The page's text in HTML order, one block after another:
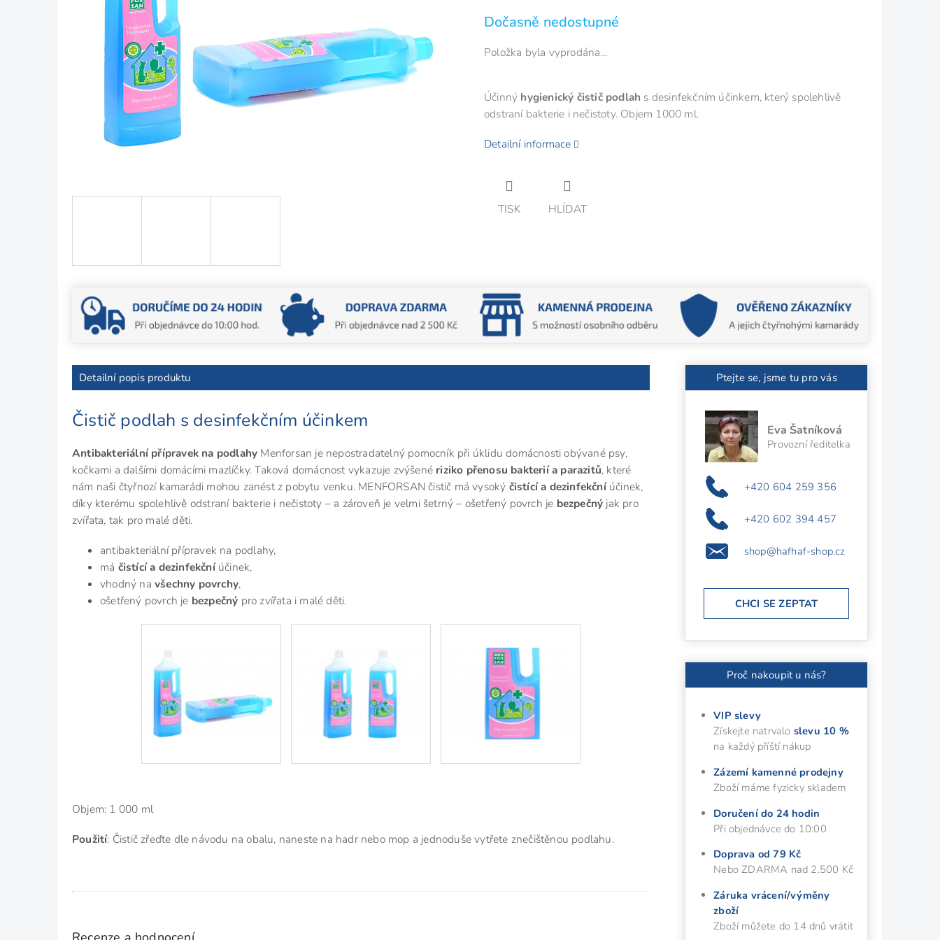
z
5
hvězdiček.
Dočasně nedostupné
Položka byla vyprodána…
Účinný hygienický čistič podlah s desinfekčním účinkem, který spolehlivě
odstraní bakterie i nečistoty. Objem 1000 ml.
Detailní informace
TISK HLÍDAT
Detailní popis produktu
Čistič podlah s desinfekčním účinkem
Antibakteriální přípravek na podlahy Menforsan je nepostradatelný pomocník při úklidu domácnosti obývané psy,
kočkami a dalšími domácími mazlíčky. Taková domácnost vykazuje zvýšené riziko přenosu bakterií a parazitů, které
nám naši čtyřnozí kamarádi mohou zanést z pobytu venku. MENFORSAN čistič má vysoký čistící a dezinfekčníúčinek,
díky kterému spolehlivě odstraní bakterie i nečistoty – a zároveň je velmi šetrný – ošetřený povrch je bezpečný jak pro
zvířata, tak pro malé děti.
antibakteriální přípravek na podlahy,
má čistící a dezinfekčníúčinek,
vhodný na všechny povrchy,
ošetřený povrch je bezpečný pro zvířata i malé děti.
Objem: 1 000 ml
Použití: Čistič zřeďte dle návodu na obalu, naneste na hadr nebo mop a jednoduše vytřete znečištěnou podlahu.
Ptejte se, jsme tu pro vás
Eva Šatníková
Provozní ředitelka
+420 604 259 356
+420 602 394 457
shop@hafhaf-shop.cz
CHCI SE ZEPTAT
Proč nakoupit u nás?
VIP slevy
Získejte natrvalo slevu 10 %
na každý příští nákup
Zázemí kamenné prodejny
Zboží máme fyzicky skladem
Doručení do 24 hodin
Při objednávce do 10:00
Doprava od 79 Kč
Nebo ZDARMA nad 2.500 Kč
Záruka vrácení/výměny
zboží
Zboží můžete do 14 dnů vrátit